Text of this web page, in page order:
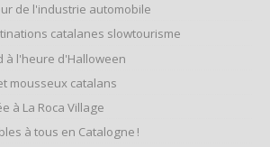
de l'industrie automobile
catalanes slowtourisme
à l'heure d'Halloween
mousseux catalans
à La Roca Village
à tous en Catalogne !